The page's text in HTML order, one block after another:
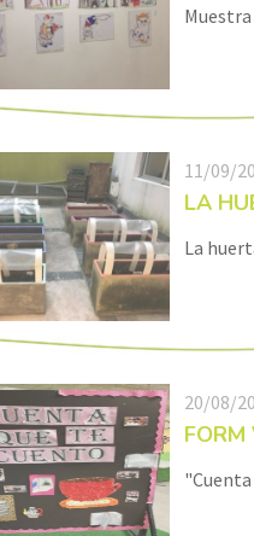
11/09/
LA
La
20/08/